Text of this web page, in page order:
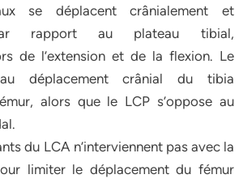
se déplacent crânialement et
rapport au plateau tibial,
de l’extension et de la flexion. Le
déplacement crânial du tibia
alors que le LCP s’oppose au
du LCA n’interviennent pas avec la
limiter le déplacement du fémur